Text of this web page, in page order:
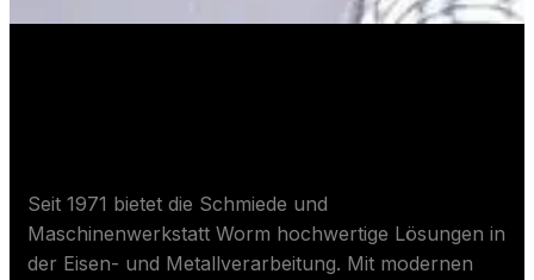
Seit 1971 bietet die Schmiede und
Maschinenwerkstatt Worm hochwertige Lösungen in
der Eisen- und Metallverarbeitung. Mit modernen